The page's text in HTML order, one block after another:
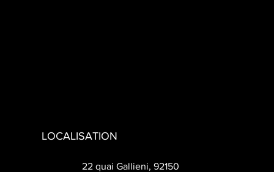
LOCALISATION
22 quai Gallieni, 92150